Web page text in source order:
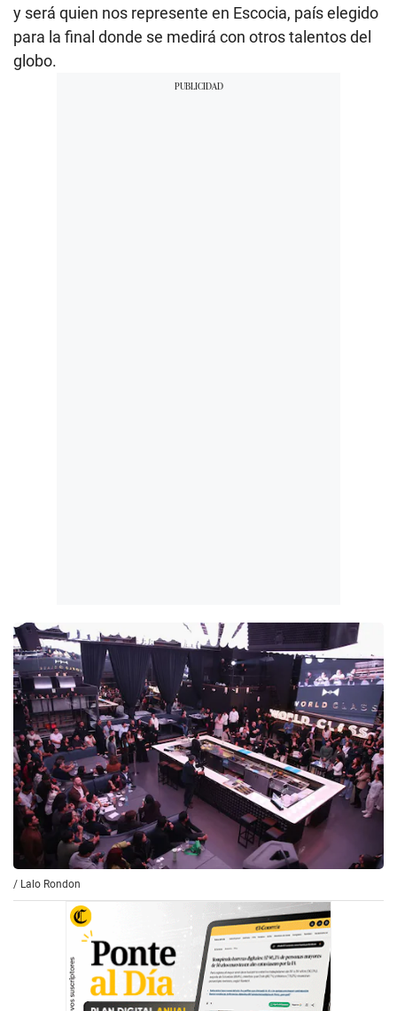
y será quien nos represente en Escocia, país elegido
para la final donde se medirá con otros talentos del
globo.
/ Lalo Rondon